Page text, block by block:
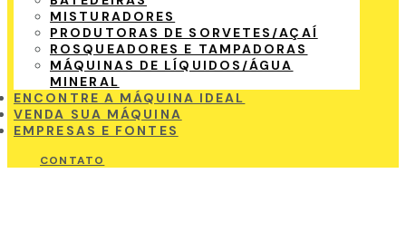
MISTURADORES
PRODUTORAS DE SORVETES/AÇAÍ
ROSQUEADORES E TAMPADORAS
MÁQUINAS DE LÍQUIDOS/ÁGUA
MINERAL
ENCONTRE A MÁQUINA IDEAL
VENDA SUA MÁQUINA
EMPRESAS E FONTES
CONTATO